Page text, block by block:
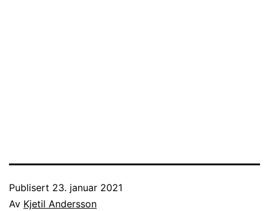
Publisert 23. januar 2021
Av Kjetil Andersson